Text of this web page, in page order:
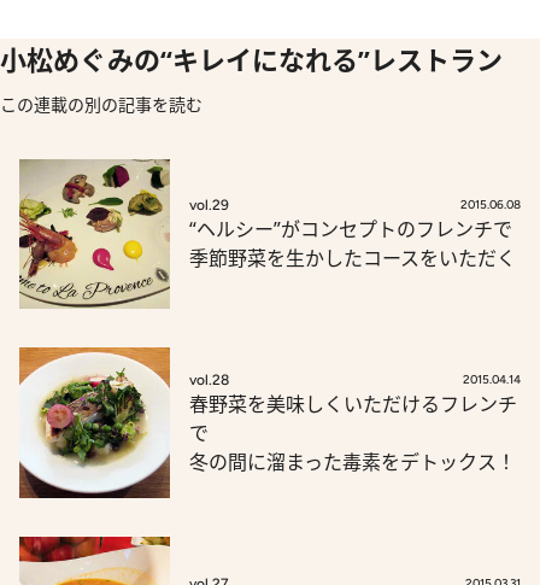
小松めぐみの“キレイになれる”レストラン
この連載の別の記事を読む
vol.29 2015.06.08
“ヘルシー”がコンセプトのフレンチで
季節野菜を生かしたコースをいただく
vol.28 2015.04.14
春野菜を美味しくいただけるフレンチ
で
冬の間に溜まった毒素をデトックス！